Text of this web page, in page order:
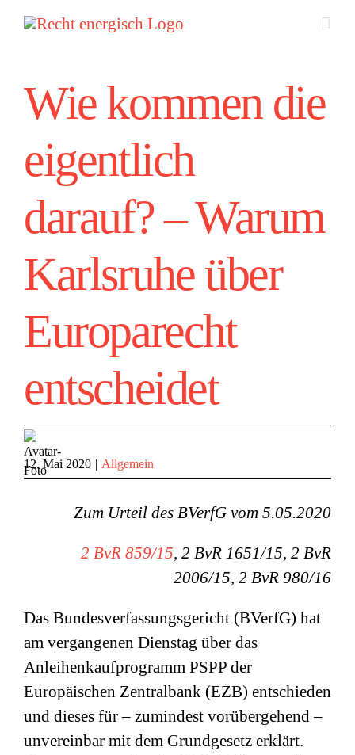
Zum
Inhalt
Wie kommen die
eigentlich
darauf? – Warum
Karlsruhe über
Europarecht
entscheidet
12. Mai 2020 | Allgemein
Zum Urteil des BVerfG vom 5.05.2020
2 BvR 859/15, 2 BvR 1651/15, 2 BvR
2006/15, 2 BvR 980/16
Das Bundesverfassungsgericht (BVerfG) hat
am vergangenen Dienstag über das
Anleihenkaufprogramm PSPP der
Europäischen Zentralbank (EZB) entschieden
und dieses für – zumindest vorübergehend –
unvereinbar mit dem Grundgesetz erklärt.